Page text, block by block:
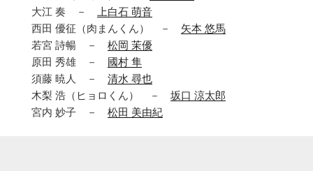
大江 奏 －
上白石 萌音
西田 優征（肉まんくん） － 矢本 悠馬
若宮 詩暢 － 松岡 茉優
原田 秀雄 － 國村 隼
須藤 暁人 － 清水 尋也
木梨 浩（ヒョロくん） － 坂口 涼太郎
宮内 妙子 － 松田 美由紀